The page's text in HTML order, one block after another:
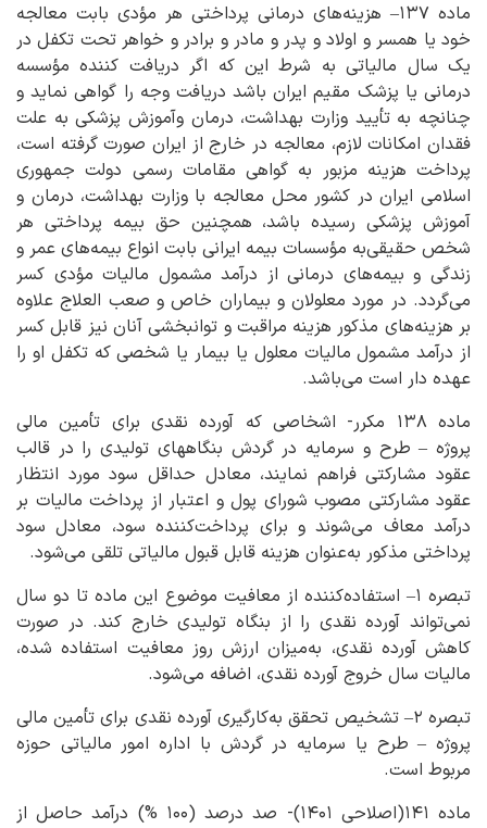
ماده ۱۳۷– هزینه‌های درمانی پرداختی هر مؤدی بابت معالجه
خود یا همسر و اولاد و پدر و مادر و برادر و خواهر تحت تکفل در
یک سال مالیاتی‌ به شرط این که اگر دریافت‌ کننده مؤسسه
درمانی یا پزشک مقیم ایران باشد دریافت وجه را گواهی نماید و
چنانچه به تأیید وزارت بهداشت، درمان وآموزش پزشکی به علت
فقدان امکانات لازم، معالجه در خارج از ایران صورت گرفته است،
پرداخت هزینه مزبور به گواهی مقامات رسمی دولت ‌جمهوری
اسلامی ایران در کشور محل معالجه با وزارت بهداشت، درمان و
آموزش پزشکی رسیده باشد، همچنین حق بیمه پرداختی هر
شخص حقیقی‌به مؤسسات بیمه ایرانی بابت انواع بیمه‌های عمر و
زندگی و بیمه‌های درمانی از درآمد مشمول مالیات مؤدی کسر
می‌گردد. در مورد معلولان و بیماران خاص و صعب العلاج علاوه
بر هزینه‌های مذکور هزینه مراقبت و توانبخشی آنان نیز قابل کسر
از درآمد مشمول مالیات‌ معلول یا بیمار یا شخصی که تکفل او را
عهده ‌دار است می‌باشد.
ماده ۱۳۸ مکرر- اشخاصی که آورده نقدی برای تأمین مالی
پروژه – طرح و سرمایه در گردش بنگاههای تولیدی را در قالب
عقود مشارکتی فراهم نمایند، معادل حداقل سود مورد انتظار
عقود مشارکتی مصوب شورای پول و اعتبار از پرداخت مالیات بر
درآمد معاف می‌شوند و برای پرداخت‌کننده سود، معادل سود
پرداختی مذکور به‌عنوان هزینه قابل قبول مالیاتی تلقی می‌شود.
تبصره ۱– استفاده‌کننده از معافیت موضوع این ماده تا دو سال
نمی‌تواند آورده نقدی را از بنگاه تولیدی خارج کند. در صورت
کاهش آورده‌ نقدی، به‌میزان ارزش روز معافیت استفاده شده،
مالیات سال خروج آورده نقدی، اضافه می‌شود.
تبصره ۲– تشخیص تحقق به‌کارگیری آورده نقدی برای تأمین مالی
پروژه – طرح یا سرمایه در گردش با اداره امور مالیاتی حوزه
مربوط است.
ماده ۱۴۱(اصلاحی ۱۴۰۱)- صد درصد (۱۰۰ %) درآمد حاصل از